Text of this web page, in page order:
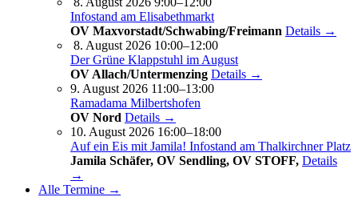
Infostand am Elisabethmarkt
OV Maxvorstadt/Schwabing/Freimann Details →
8. August 2026 10:00–12:00
Der Grüne Klappstuhl im August
OV Allach/Untermenzing Details →
9. August 2026 11:00–13:00
Ramadama Milbertshofen
OV Nord Details →
10. August 2026 16:00–18:00
Auf ein Eis mit Jamila! Infostand am Thalkirchner Platz
Jamila Schäfer, OV Sendling, OV STOFF, Details
→
Alle Termine →